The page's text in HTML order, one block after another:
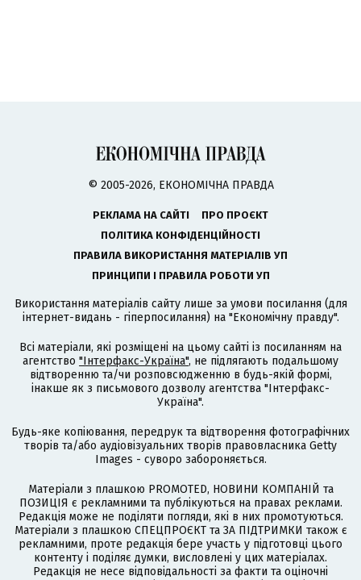
© 2005-2026, ЕКОНОМІЧНА ПРАВДА
РЕКЛАМА НА САЙТІ
ПРО ПРОЄКТ
ПОЛІТИКА КОНФІДЕНЦІЙНОСТІ
ПРАВИЛА ВИКОРИСТАННЯ МАТЕРІАЛІВ УП
ПРИНЦИПИ І ПРАВИЛА РОБОТИ УП
Використання матеріалів сайту лише за умови посилання (для
інтернет-видань - гіперпосилання) на "Економічну правду".
Всі матеріали, які розміщені на цьому сайті із посиланням на
агентство "Інтерфакс-Україна", не підлягають подальшому
відтворенню та/чи розповсюдженню в будь-якій формі,
інакше як з письмового дозволу агентства "Інтерфакс-
Україна".
Будь-яке копіювання, передрук та відтворення фотографічних
творів та/або аудіовізуальних творів правовласника Getty
Images - суворо забороняється.
Матеріали з плашкою PROMOTED, НОВИНИ КОМПАНІЙ та
ПОЗИЦІЯ є рекламними та публікуються на правах реклами.
Редакція може не поділяти погляди, які в них промотуються.
Матеріали з плашкою СПЕЦПРОЄКТ та ЗА ПІДТРИМКИ також є
рекламними, проте редакція бере участь у підготовці цього
контенту і поділяє думки, висловлені у цих матеріалах.
Редакція не несе відповідальності за факти та оціночні